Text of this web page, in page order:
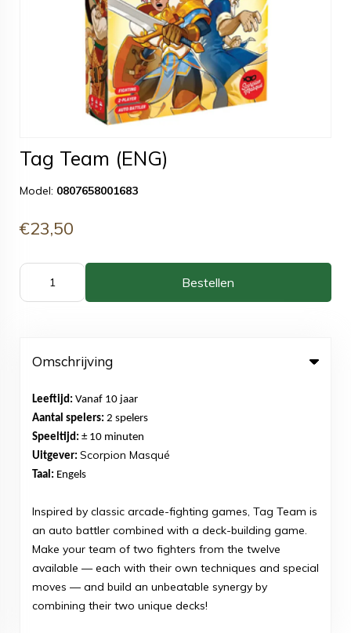
Tag Team (ENG)
Model: 0807658001683
€23,50
Bestellen
Omschrijving
Leeftijd: Vanaf 10 jaar
Aantal spelers: 2 spelers
Speeltijd: ± 10 minuten
Uitgever: Scorpion Masqué
Taal: Engels
Inspired by classic arcade-fighting games, Tag Team is
an auto battler combined with a deck-building game.
Make your team of two fighters from the twelve
available — each with their own techniques and special
moves — and build an unbeatable synergy by
combining their two unique decks!